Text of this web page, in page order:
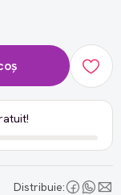
Distribuie: